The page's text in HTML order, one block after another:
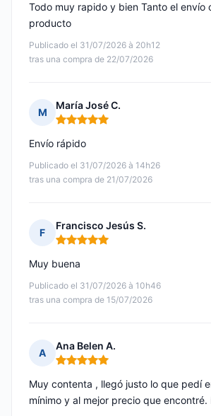
Publicado el 31/07/2026 à 20h12
tras una compra de 22/07/2026
Todo muy rapido y bien Tanto el envío
producto
M
María José C.
Nota: 5 de 5
Publicado el 31/07/2026 à 14h26
tras una compra de 21/07/2026
Envío rápido
F
Francisco Jesús S.
Nota: 5 de 5
Publicado el 31/07/2026 à 10h46
tras una compra de 15/07/2026
Muy buena
A
Ana Belen A.
Nota: 5 de 5
Muy contenta , llegó justo lo que pedí
mínimo y al mejor precio que